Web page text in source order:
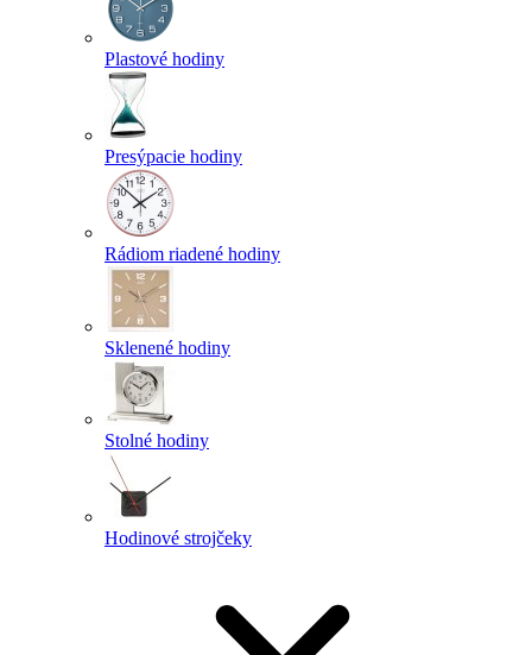
Plastové hodiny
Presýpacie hodiny
Rádiom riadené hodiny
Sklenené hodiny
Stolné hodiny
Hodinové strojčeky